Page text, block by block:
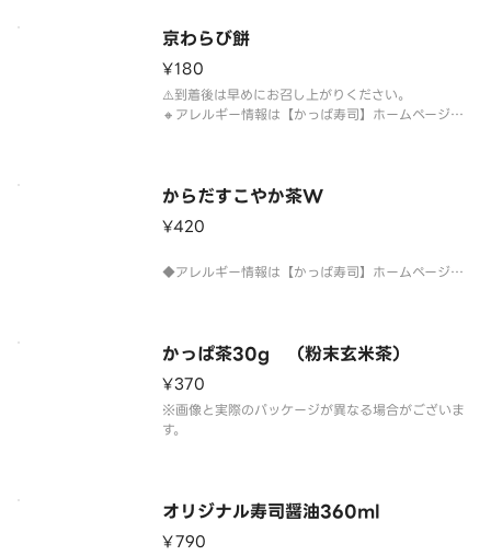
⚠️【ご注意】電子レンジで温める際は、電子レンジ
対応の容器に移してください。
⚠️はちみつを使用しているため、1歳未満のおこさま
には与えない
京わらび餅
¥180
⚠️到着後は早めにお召し上がりください。
🔸アレルギー情報は【かっぱ寿司】ホームページを
からだすこやか茶W
¥420
◆アレルギー情報は【かっぱ寿司】ホームページを
かっぱ茶30g （粉末玄米茶）
¥370
※画像と実際のパッケージが異なる場合がございま
す。
オリジナル寿司醤油360ml
¥790